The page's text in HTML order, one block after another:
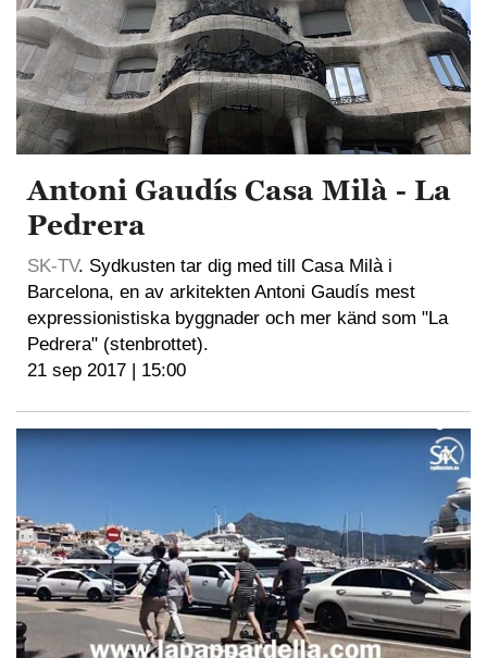
Antoni Gaudís Casa Milà - La
Pedrera
SK-TV. Sydkusten tar dig med till Casa Milà i
Barcelona, en av arkitekten Antoni Gaudís mest
expressionistiska byggnader och mer känd som "La
Pedrera" (stenbrottet).
21 sep 2017 | 15:00